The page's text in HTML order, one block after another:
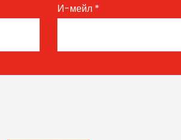
И-мейл *